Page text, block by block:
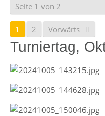
Seite 1 von 2
1 2 Vorwärts
Turniertag,